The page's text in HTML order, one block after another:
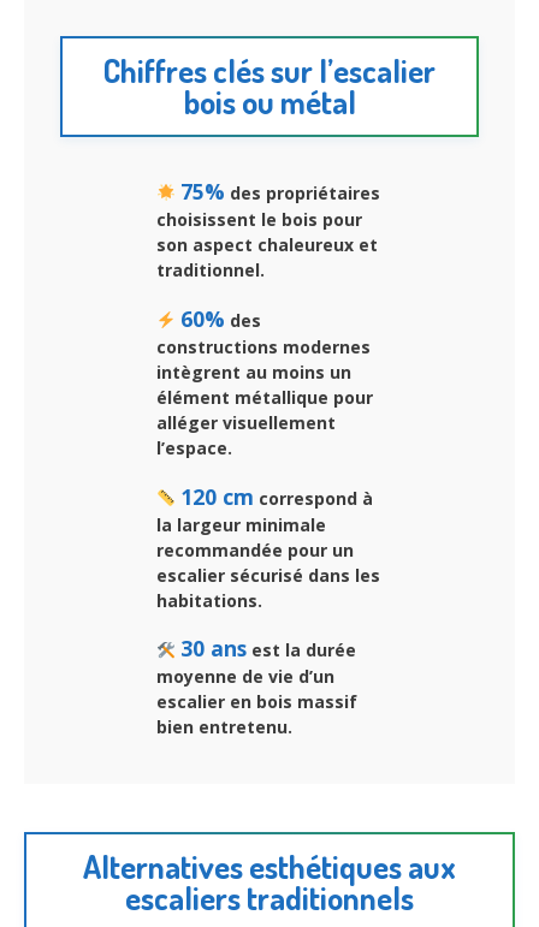
Chiffres clés sur l’escalier
bois ou métal
75% des propriétaires
choisissent le bois pour
son aspect chaleureux et
traditionnel.
60% des
constructions modernes
intègrent au moins un
élément métallique pour
alléger visuellement
l’espace.
120 cm correspond à
la largeur minimale
recommandée pour un
escalier sécurisé dans les
habitations.
30 ansest la durée
moyenne de vie d’un
escalier en bois massif
bien entretenu.
Alternatives esthétiques aux
escaliers traditionnels